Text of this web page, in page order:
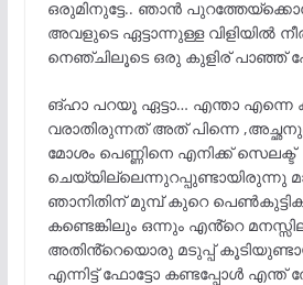
ഒരുമിനുട്ടേ.. ഞാൻ
അവളുടെ ഏട്ടാന്നുള്ള വിളിയിൽ
നെഞ്ചിലൂടെ ഒരു കുളിര് പാഞ്ഞ്
ങ്ഹാ പറയൂ ഏട്ടാ… എന്താ എന്നെ
വരാതിരുന്നത് അത് പിന്നെ
മോശം പെണ്ണിനെ എനിക്ക് സെലക്ട്
ചെയ്യില്ലെന്നുറപ്പുണ്ടായിരുന്നു
ഞാനിതിന് മുമ്പ് കുറെ
കണ്ടെങ്കിലും ഒന്നും എൻ്റെ
അതിൻ്റെയൊരു മടുപ്പ്
എന്നിട്ട് ഫോട്ടോ കണ്ടപ്പോൾ എന്ത്